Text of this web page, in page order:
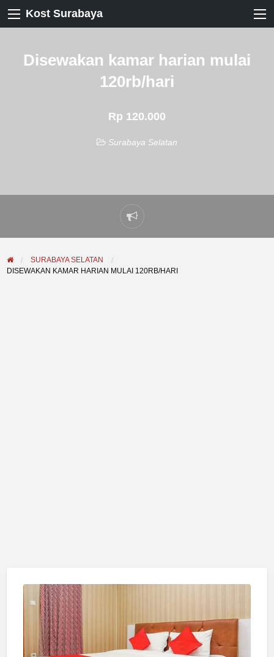
Kost Surabaya
Disewakan kamar harian mulai
120rb/hari
Rp 120.000
Surabaya Selatan
Laporkan
masalah
SURABAYA SELATAN
DISEWAKAN KAMAR HARIAN MULAI 120RB/HARI